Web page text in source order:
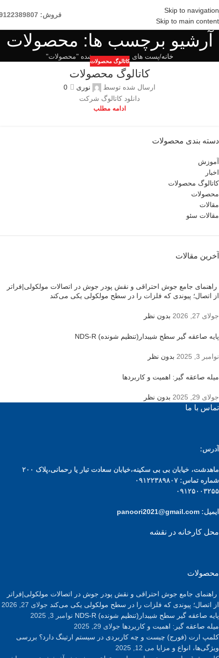
Skip to navigation
Skip to main content
فروش: 09122389807
آرشیو برچسب ها: محصولات
خانه پست های برچسب زده شده "محصولات"
کاتالوگ محصولات
کاتالوگ محصولات
ارسال شده توسط نوری
0
دانلود کاتالوگ شرکت
ادامه مطلب
دسته بندی محصولات
آموزش
اخبار
کاتالوگ محصولات
محصولات
مقالات
مقالات سئو
آخرین مقالات
راهنمای جامع جوش احتراقی و نقش پودر جوش در اتصالات مولکولی|فراتر
از اتصال؛ پیوندی که فلزات را در سطح مولکولی یکی می‌کند
جولای 27, 2026 بدون نظر
پایه صاعقه گیر سطح شیبدار(تنظیم شونده) NDS-R
نوامبر 3, 2025 بدون نظر
میله صاعقه گیر: اهمیت و کاربردها
جولای 29, 2025 بدون نظر
تماس با ما
آدرس:
ماهدشت، خیابان بی بی سکینه،خیابان سعادت تبار یا رحمانی،پلاک ۲۰۰
شماره تماس: ۰۹۱۲۲۳۸۹۸۰۷
۰۹۱۲۵۰۰۳۲۵۵
ایمیل: panoori2021@gmail.com
محل کارخانه در نقشه
محصولات
راهنمای جامع جوش احتراقی و نقش پودر جوش در اتصالات مولکولی|فراتر
از اتصال؛ پیوندی که فلزات را در سطح مولکولی یکی می‌کند جولای 27, 2026
پایه صاعقه گیر سطح شیبدار(تنظیم شونده) NDS-R
نوامبر 3, 2025
میله صاعقه گیر: اهمیت و کاربردها جولای 29, 2025
کلمپ ارت (فورج) چیست و چه کاربردی در سیستم ارتینگ دارد؟ بررسی
ویژگی‌ها، انواع و مزایا می 12, 2025